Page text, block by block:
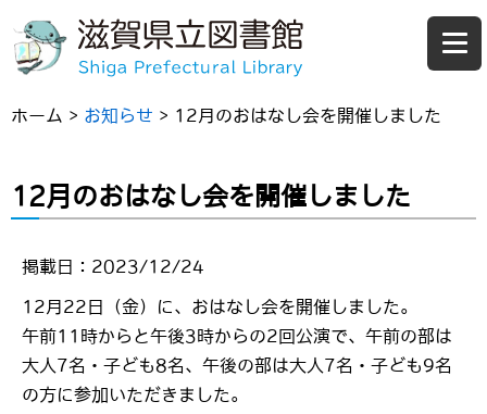
ホーム > お知らせ > 12月のおはなし会を開催しました
12月のおはなし会を開催しました
掲載日：2023/12/24
12月22日（金）に、おはなし会を開催しました。
午前11時からと午後3時からの2回公演で、午前の部は
大人7名・子ども8名、午後の部は大人7名・子ども9名
の方に参加いただきました。